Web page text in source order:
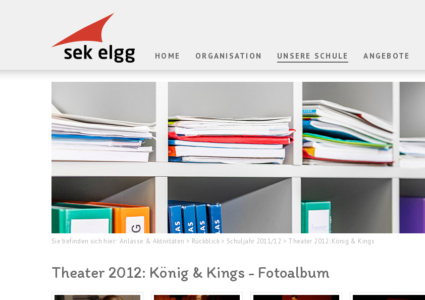
HOME ORGANISATION UNSERE SCHULE ANGEBOTE
Sie befinden sich hier: Anlässe & Aktivitäten > Rückblick > Schuljahr 2011/12 > Theater 2012: König & Kings
Theater 2012: König & Kings - Fotoalbum